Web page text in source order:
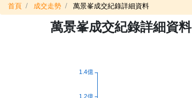
首頁 成交走勢 萬景峯成交紀錄詳細資料
萬景峯成交紀錄詳細資料